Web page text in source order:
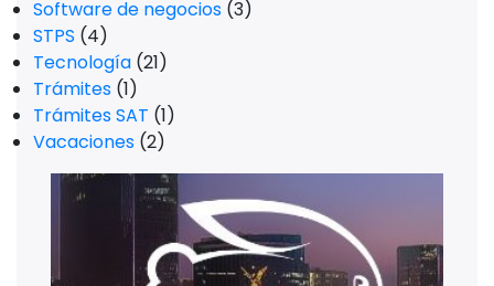
Software de negocios (3)
STPS (4)
Tecnología (21)
Trámites (1)
Trámites SAT (1)
Vacaciones (2)